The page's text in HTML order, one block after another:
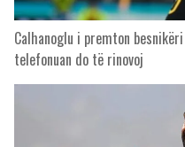
Calhanoglu i premton
telefonuan do të rinovoj